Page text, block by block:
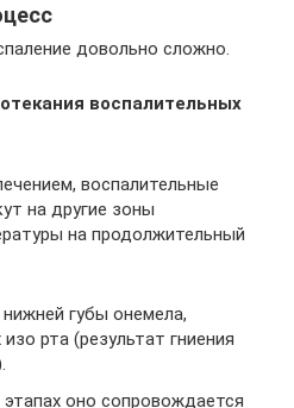
довольно сложно.
воспалительных
воспалительные
на другие зоны
на продолжительный
губы онемела,
рта (результат гниения
оно сопровождается